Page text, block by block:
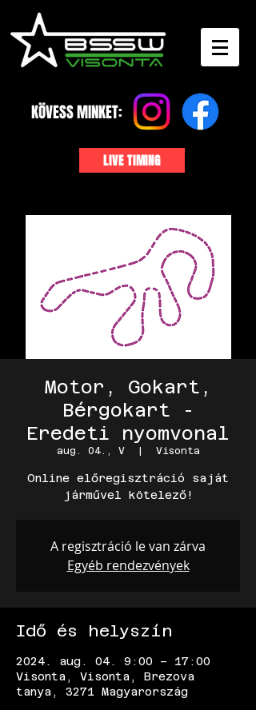
KÖVESS MINKET:
LIVE TIMING
Motor, Gokart,
Bérgokart -
Eredeti nyomvonal
aug. 04., V
  |
Visonta
Online előregisztráció saját
járművel kötelező!
A regisztráció le van zárva
Egyéb rendezvények
Idő és helyszín
2024. aug. 04. 9:00 – 17:00
Visonta, Visonta, Brezova
tanya, 3271 Magyarország